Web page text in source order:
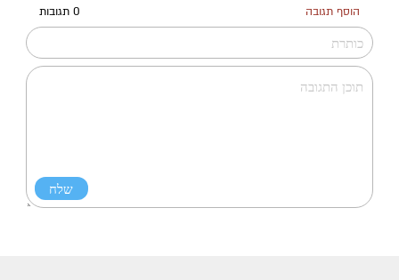
הוסף תגובה 0 תגובות